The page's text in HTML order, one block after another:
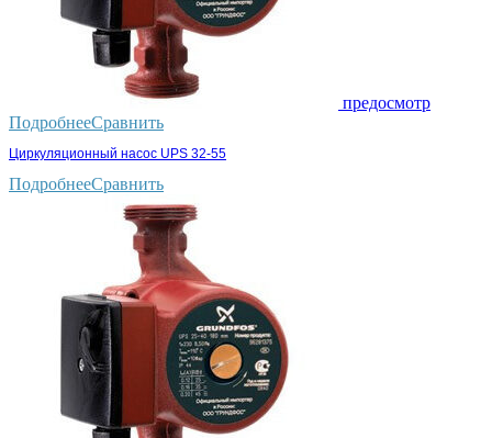
предосмотр
ПодробнееСравнить
Циркуляционный насос UPS 32-55
ПодробнееСравнить